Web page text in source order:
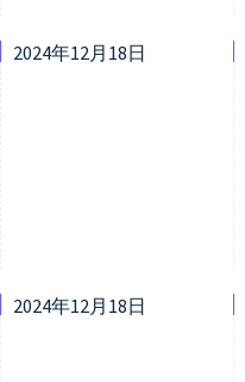
2024年12月18日
2024年12月18日